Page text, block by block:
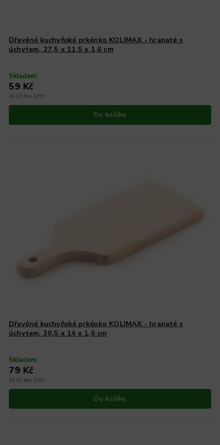
Dřevěné kuchyňské prkénko KOLIMAX - hranaté s
úchytem, 27,5 x 11,5 x 1,6 cm
Skladem
49 Kč bez DPH
59 Kč
Do košíku
Dřevěné kuchyňské prkénko KOLIMAX - hranaté s
úchytem, 30,5 x 14 x 1,6 cm
Skladem
65 Kč bez DPH
79 Kč
Do košíku